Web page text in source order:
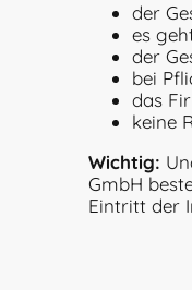
der
es
der
bei
das
keine
Wichtig:
GmbH
Eintritt der